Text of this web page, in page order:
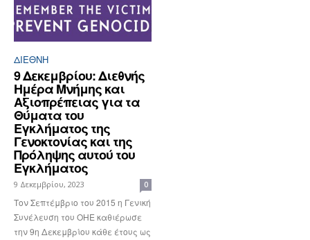
ΔΙΕΘΝΉ
9 Δεκεμβρίου: Διεθνής
Ημέρα Μνήμης και
Αξιοπρέπειας για τα
Θύματα του
Εγκλήματος της
Γενοκτονίας και της
Πρόληψης αυτού του
Εγκλήματος
9 Δεκεμβρίου, 2023 0
Τον Σεπτέμβριο του 2015 η Γενική
Συνέλευση του ΟΗΕ καθιέρωσε
την 9η Δεκεμβρίου κάθε έτους ως